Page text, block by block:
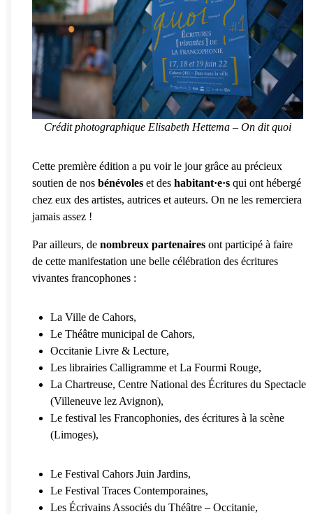
Crédit photographique Elisabeth Hettema – On dit quoi
Cette première édition a pu voir le jour grâce au précieux
soutien de nos bénévoles et des habitant·e·s qui ont hébergé
chez eux des artistes, autrices et auteurs. On ne les remerciera
jamais assez !
Par ailleurs, de nombreux partenaires ont participé à faire
de cette manifestation une belle célébration des écritures
vivantes francophones :
La Ville de Cahors,
Le Théâtre municipal de Cahors,
Occitanie Livre & Lecture,
Les librairies Calligramme et La Fourmi Rouge,
La Chartreuse, Centre National des Écritures du Spectacle
(Villeneuve lez Avignon),
Le festival les Francophonies, des écritures à la scène
(Limoges),
Le Festival Cahors Juin Jardins,
Le Festival Traces Contemporaines,
Les Écrivains Associés du Théâtre – Occitanie,